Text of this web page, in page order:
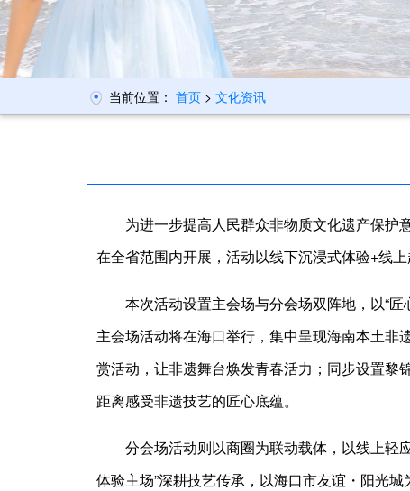
当前位置： 首页 > 文化资讯
为进一步提高人民群众非物质文化遗产保护
在全省范围内开展，活动以线下沉浸式体验+线
本次活动设置主会场与分会场双阵地，以“
主会场活动将在海口举行，集中呈现海南本土非
赏活动，让非遗舞台焕发青春活力；同步设置黎
距离感受非遗技艺的匠心底蕴。
分会场活动则以商圈为联动载体，以线上轻
体验主场”深耕技艺传承，以海口市友谊・阳光城